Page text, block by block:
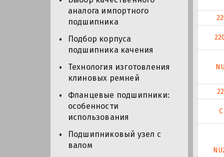
аналога импортного
подшипника
Подбор корпуса
подшипника качения
Технология изготовления
клиновых ремней
Фланцевые подшипники:
особенности
использования
Подшипниковый узел с
валом